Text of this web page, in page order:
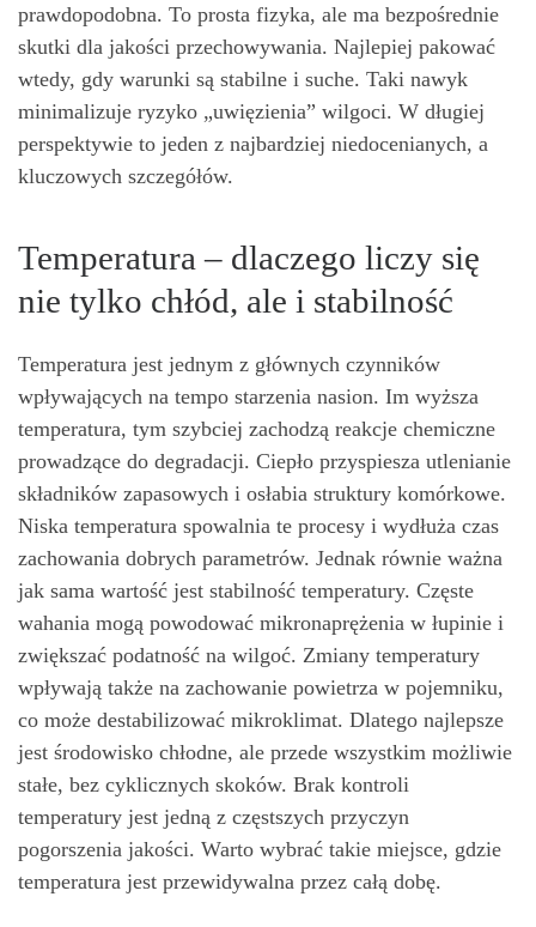
prawdopodobna. To prosta fizyka, ale ma bezpośrednie
skutki dla jakości przechowywania. Najlepiej pakować
wtedy, gdy warunki są stabilne i suche. Taki nawyk
minimalizuje ryzyko „uwięzienia” wilgoci. W długiej
perspektywie to jeden z najbardziej niedocenianych, a
kluczowych szczegółów.
Temperatura – dlaczego liczy się
nie tylko chłód, ale i stabilność
Temperatura jest jednym z głównych czynników
wpływających na tempo starzenia nasion. Im wyższa
temperatura, tym szybciej zachodzą reakcje chemiczne
prowadzące do degradacji. Ciepło przyspiesza utlenianie
składników zapasowych i osłabia struktury komórkowe.
Niska temperatura spowalnia te procesy i wydłuża czas
zachowania dobrych parametrów. Jednak równie ważna
jak sama wartość jest stabilność temperatury. Częste
wahania mogą powodować mikronaprężenia w łupinie i
zwiększać podatność na wilgoć. Zmiany temperatury
wpływają także na zachowanie powietrza w pojemniku,
co może destabilizować mikroklimat. Dlatego najlepsze
jest środowisko chłodne, ale przede wszystkim możliwie
stałe, bez cyklicznych skoków. Brak kontroli
temperatury jest jedną z częstszych przyczyn
pogorszenia jakości. Warto wybrać takie miejsce, gdzie
temperatura jest przewidywalna przez całą dobę.